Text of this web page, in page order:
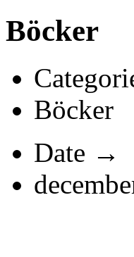
Böcker
Böcker
Date →